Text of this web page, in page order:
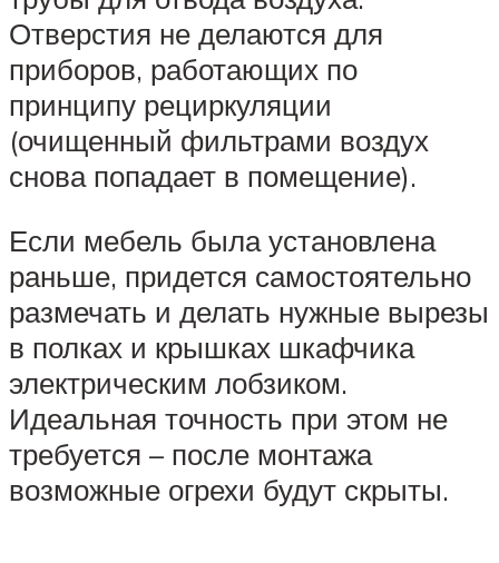
Отверстия не делаются для
приборов, работающих по
принципу рециркуляции
(очищенный фильтрами воздух
снова попадает в помещение).
Если мебель была установлена
раньше, придется самостоятельно
размечать и делать нужные вырезы
в полках и крышках шкафчика
электрическим лобзиком.
Идеальная точность при этом не
требуется – после монтажа
возможные огрехи будут скрыты.